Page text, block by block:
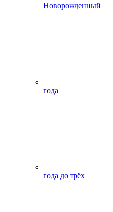
Новорожденный
года
года до трёх